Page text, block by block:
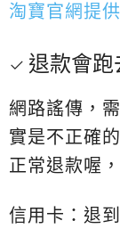
淘寶官網提
退款會跑
網路謠傳，
實是不正確
正常退款喔
信用卡：退